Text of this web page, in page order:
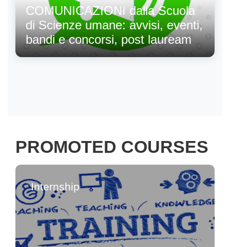
COMUNICAZIONI dalla Scuola
di Scienze umane: avvisi, eventi,
bandi e concorsi, post lauream
PROMOTED COURSES
Internship